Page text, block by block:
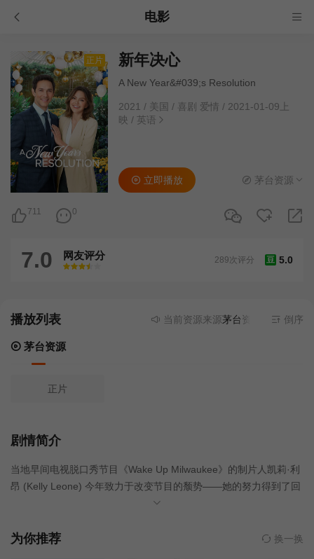
电影
正片 新年决心
A New Year&#039;s Resolution
2021 / 美国 / 喜剧 爱情 / 2021-01-09上
映 / 英语
711 0
立即播放 茅台资源
7.0 网友评分
很差
较差还行推荐力荐
豆 5.0
289次评分
播放列表 当前资源来源茅台资源 - 无需安装
倒序
茅台资源
正片
剧情简介
当地早间电视脱口秀节目《Wake Up Milwaukee》的制片人凯莉·利
昂 (Kelly Leone) 今年致力于改变节目的颓势——她的努力得到了回
报——但却牺牲了与朋友相处的时间。这段时间也牺牲了她长期的
此，在新年前夜，在好朋友 AJ、丽莎和杰克逊的压力下，她做出了
为你推荐 换一换